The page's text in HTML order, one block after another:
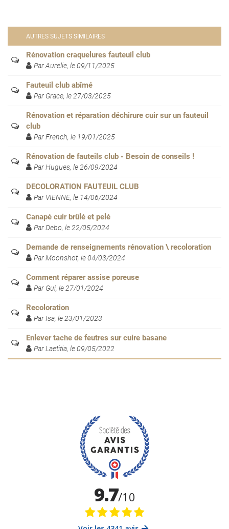
AUTRES SUJETS SIMILAIRES
Rénovation craquelures fauteuil club
Par Aurelie, le 09/11/2025
Fauteuil club abîmé
Par Grace, le 27/03/2025
Rénovation et réparation déchirure cuir sur un fauteuil
club
Par French, le 19/01/2025
Rénovation de fauteils club - Besoin de conseils !
Par Hugues, le 26/09/2024
DECOLORATION FAUTEUIL CLUB
Par VIENNE, le 14/06/2024
Canapé cuir brûlé et pelé
Par Debo, le 22/05/2024
Demande de renseignements rénovation \ recoloration
Par Moonshot, le 04/03/2024
Comment réparer assise poreuse
Par Gui, le 27/01/2024
Recoloration
Par Isa, le 23/01/2023
Enlever tache de feutres sur cuire basane
Par Laetitia, le 09/05/2022